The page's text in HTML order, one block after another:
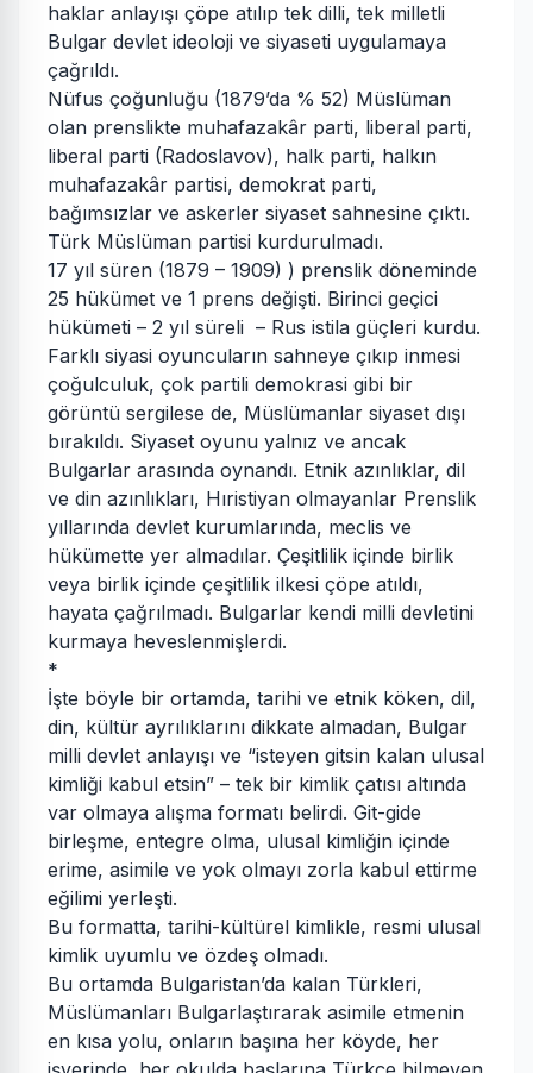
haklar anlayışı çöpe atılıp tek dilli, tek milletli
Bulgar devlet ideoloji ve siyaseti uygulamaya
çağrıldı.
Nüfus çoğunluğu (1879’da % 52) Müslüman
olan prenslikte muhafazakâr parti, liberal parti,
liberal parti (Radoslavov), halk parti, halkın
muhafazakâr partisi, demokrat parti,
bağımsızlar ve askerler siyaset sahnesine çıktı.
Türk Müslüman partisi kurdurulmadı.
17 yıl süren (1879 – 1909) ) prenslik döneminde
25 hükümet ve 1 prens değişti. Birinci geçici
hükümeti – 2 yıl süreli – Rus istila güçleri kurdu.
Farklı siyasi oyuncuların sahneye çıkıp inmesi
çoğulculuk, çok partili demokrasi gibi bir
görüntü sergilese de, Müslümanlar siyaset dışı
bırakıldı. Siyaset oyunu yalnız ve ancak
Bulgarlar arasında oynandı. Etnik azınlıklar, dil
ve din azınlıkları, Hıristiyan olmayanlar Prenslik
yıllarında devlet kurumlarında, meclis ve
hükümette yer almadılar. Çeşitlilik içinde birlik
veya birlik içinde çeşitlilik ilkesi çöpe atıldı,
hayata çağrılmadı. Bulgarlar kendi milli devletini
kurmaya heveslenmişlerdi.
*
İşte böyle bir ortamda, tarihi ve etnik köken, dil,
din, kültür ayrılıklarını dikkate almadan, Bulgar
milli devlet anlayışı ve “isteyen gitsin kalan ulusal
kimliği kabul etsin” – tek bir kimlik çatısı altında
var olmaya alışma formatı belirdi. Git-gide
birleşme, entegre olma, ulusal kimliğin içinde
erime, asimile ve yok olmayı zorla kabul ettirme
eğilimi yerleşti.
Bu formatta, tarihi-kültürel kimlikle, resmi ulusal
kimlik uyumlu ve özdeş olmadı.
Bu ortamda Bulgaristan’da kalan Türkleri,
Müslümanları Bulgarlaştırarak asimile etmenin
en kısa yolu, onların başına her köyde, her